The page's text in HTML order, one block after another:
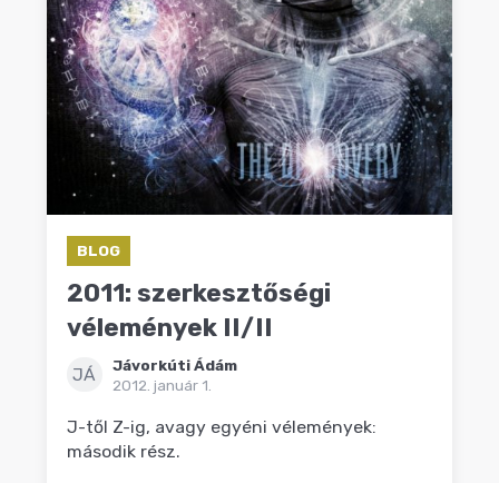
BLOG
2011: szerkesztőségi
vélemények II/II
JÁ
Jávorkúti Ádám
2012. január 1.
J-től Z-ig, avagy egyéni vélemények:
második rész.